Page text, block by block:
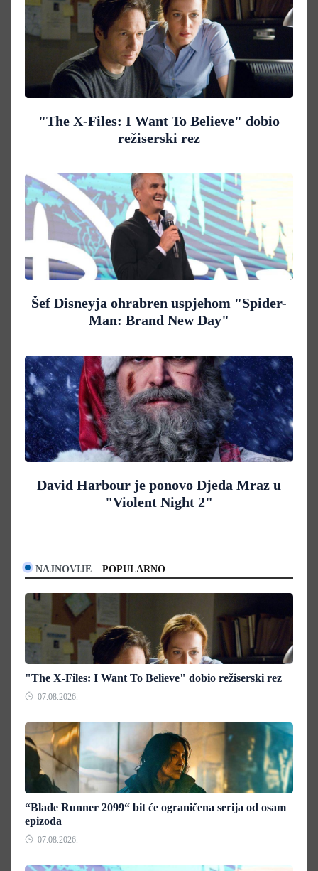
"The X-Files: I Want To Believe" dobio
režiserski rez
Šef Disneyja ohrabren uspjehom "Spider-
Man: Brand New Day"
David Harbour je ponovo Djeda Mraz u
"Violent Night 2"
NAJNOVIJE POPULARNO
"The X-Files: I Want To Believe" dobio režiserski rez
07.08.2026.
“Blade Runner 2099“ bit će ograničena serija od osam
epizoda
07.08.2026.